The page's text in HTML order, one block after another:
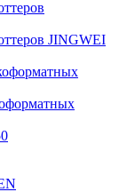
JINGWEI